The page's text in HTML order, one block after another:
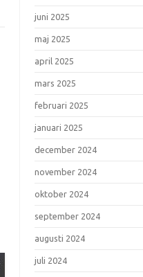
juni 2025
maj 2025
april 2025
mars 2025
februari 2025
januari 2025
december 2024
november 2024
oktober 2024
september 2024
augusti 2024
juli 2024